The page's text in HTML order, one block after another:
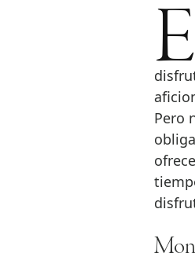
En un mundo de ritmos vertiginosos, en el que el tiempo se revela en
Pero